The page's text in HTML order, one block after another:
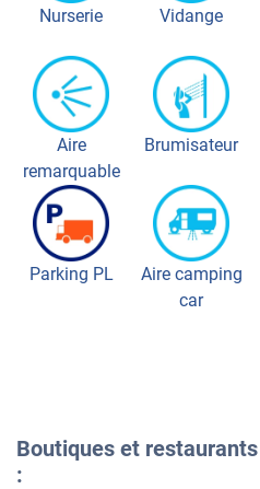
Nurserie Vidange
Aire
remarquable
Brumisateur
Parking PL
Aire camping
car
Boutiques et
: